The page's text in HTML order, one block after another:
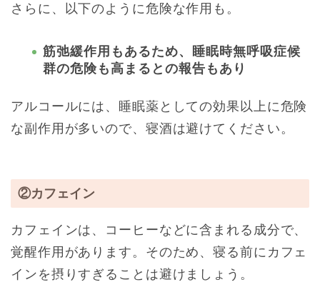
さらに、以下のように危険な作用も。
筋弛緩作用もあるため、睡眠時無呼吸症候
群の危険も高まるとの報告もあり
アルコールには、睡眠薬としての効果以上に危険
な副作用が多いので、寝酒は避けてください。
②カフェイン
カフェインは、コーヒーなどに含まれる成分で、
覚醒作用があります。そのため、寝る前にカフェ
インを摂りすぎることは避けましょう。